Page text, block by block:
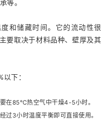
等。
和储藏时间。它的流动性很
要取决于材料品种、壁厚及其
下：
在85℃热空气中干燥4-5小时。
过3小时温度平衡即可直接使用。